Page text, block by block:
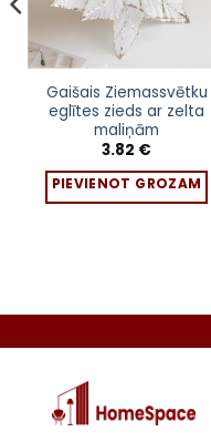
Gaišais Ziemassvētku
eglītes zieds ar zelta
maliņām
3.82 €
PIEVIENOT GROZAM